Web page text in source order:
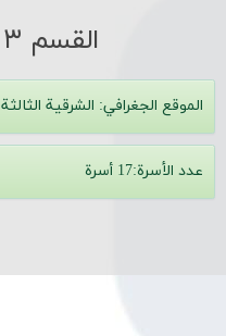
القسم ۳ ب
الموقع الجغرافي: الشرقية الثالثة
عدد الأسرة:17 أسرة